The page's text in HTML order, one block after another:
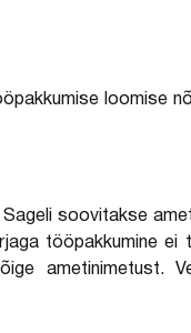
loomise
soovitakse
tööpakkumine ei
ametinimetust.